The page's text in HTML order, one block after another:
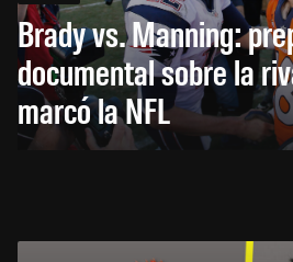
Brady vs. Manning:
documental sobre la
marcó la NFL